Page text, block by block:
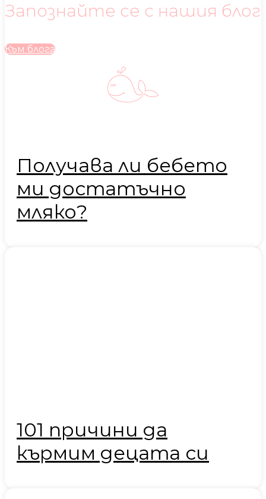
Запознайте се с нашия блог
Към блога
Получава ли бебето
ми достатъчно
мляко?
101 причини да
кърмим децата си